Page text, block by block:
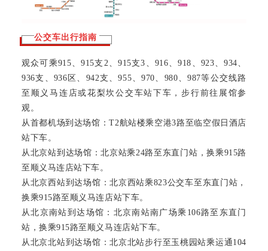
公交车出行指南
观众可乘915、915支2、915支3、916、918、923、934、
936支、936区、942支、955、970、980、987等公交线路
至顺义马连店或花梨坎公交车站下车，步行前往展馆参
观。
从首都机场到达场馆：T2航站楼乘空港3路至临空假日酒店
站下车。
从北京站到达场馆：北京站乘24路至东直门站，换乘915路
至顺义马连店站下车。
从北京西站到达场馆：北京西站乘823公交车至东直门站，
换乘915路至顺义马连店站下车。
从北京南站到达场馆：北京南站南广场乘106路至东直门
站，换乘915路至顺义马连店站下车。
从北京北站到达场馆：北京北站步行至玉桃园站乘运通104